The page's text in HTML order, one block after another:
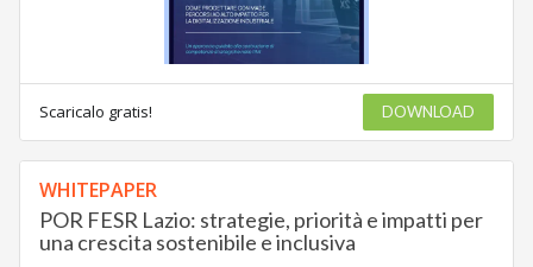
Scaricalo gratis! DOWNLOAD
WHITEPAPER
POR FESR Lazio: strategie, priorità e impatti per
una crescita sostenibile e inclusiva